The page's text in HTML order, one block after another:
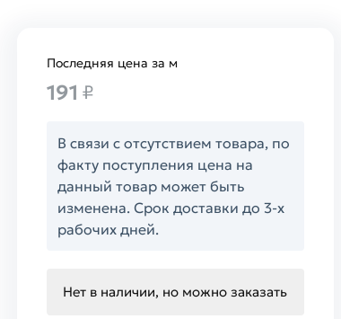
Последняя цена за м
191 ₽
В связи с отсутствием товара, по
факту поступления цена на
данный товар может быть
изменена. Срок доставки до 3-х
рабочих дней.
Нет в наличии, но можно заказать